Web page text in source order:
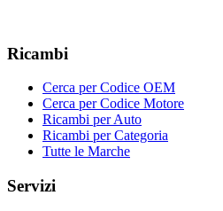
Ricambi
Cerca per Codice OEM
Cerca per Codice Motore
Ricambi per Auto
Ricambi per Categoria
Tutte le Marche
Servizi